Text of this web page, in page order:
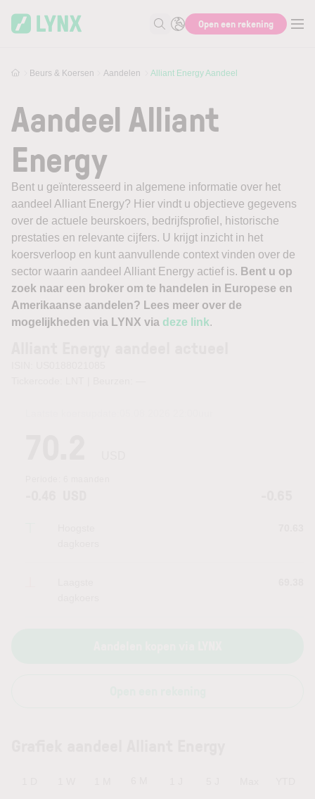
Zoek naar informatie
Open een rekening
Beurs & Koersen Aandelen Alliant Energy Aandeel
Aandeel Alliant
Energy
Bent u geïnteresseerd in algemene informatie over het
aandeel Alliant Energy? Hier vindt u objectieve gegevens
over de actuele beurskoers, bedrijfsprofiel, historische
prestaties en relevante cijfers. U krijgt inzicht in het
koersverloop en kunt aanvullende context vinden over de
sector waarin aandeel Alliant Energy actief is. Bent u op
zoek naar een broker om te handelen in Europese en
Amerikaanse aandelen? Lees meer over de
mogelijkheden via LYNX via deze link.